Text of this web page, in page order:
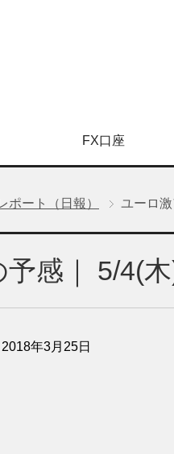
FX口座
ポート（日報） ユーロ
感｜ 5/4(
2018年3月25日